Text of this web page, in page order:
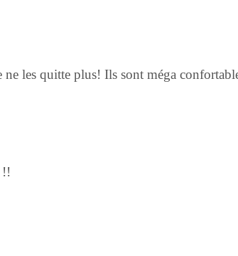
ne les quitte plus! Ils sont méga
!!